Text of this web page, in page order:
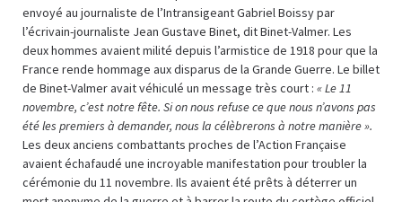
envoyé au journaliste de l’Intransigeant Gabriel Boissy par
l’écrivain-journaliste Jean Gustave Binet, dit Binet-Valmer. Les
deux hommes avaient milité depuis l’armistice de 1918 pour que la
France rende hommage aux disparus de la Grande Guerre. Le billet
de Binet-Valmer avait véhiculé un message très court : « Le 11
novembre, c’est notre fête. Si on nous refuse ce que nous n’avons pas
été les premiers à demander, nous la célèbrerons à notre manière ».
Les deux anciens combattants proches de l’Action Française
avaient échafaudé une incroyable manifestation pour troubler la
cérémonie du 11 novembre. Ils avaient été prêts à déterrer un